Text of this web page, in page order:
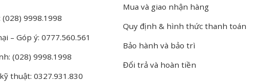
(028) 9998.1998
– Góp ý: 0777.560.561
(028) 9998.1998
thuật: 0327.931.830
Mua và giao nhận hàng
Quy định & hình thức thanh toán
Bảo hành và bảo trì
Đổi trả và hoàn tiền